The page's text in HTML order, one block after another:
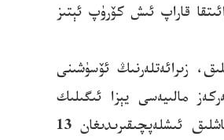
قاراپ ئىش كۆرۈپ ئېتىز
زىرائەتلەرنىڭ ئۆسۈشىنى
مالىيەسى يېزا ئىگىلىك
ئىشلەپچىقىرىشىدا ئاپەتتىن مۇداپىئەلىنىش، ئاپەتتىن قۇتقۇزۇش مەبلىغىدىن 1 مىليارد 146 مىليون يۈەن ئورۇنلاشتۇرۇپ، ئاساسلىق ئاشلىق ئىشلەپچىقىرىدىغان 13